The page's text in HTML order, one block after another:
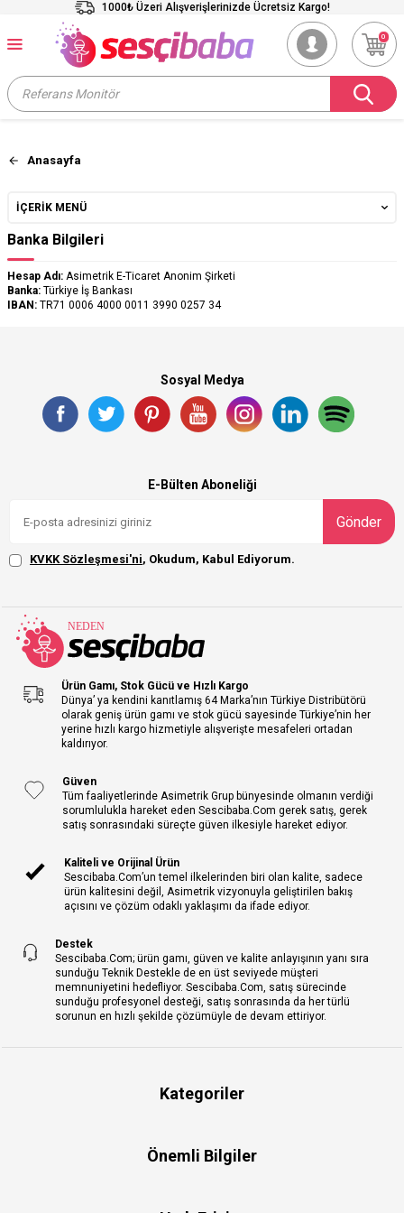
1000₺ Üzeri Alışverişlerinizde Ücretsiz Kargo!
0
Anasayfa
İÇERIK MENÜ
Banka Bilgileri
Hesap Adı: Asimetrik E-Ticaret Anonim Şirketi
Banka: Türkiye İş Bankası
IBAN: TR71 0006 4000 0011 3990 0257 34
Sosyal Medya
E-Bülten Aboneliği
Gönder
KVKK Sözleşmesi'ni, Okudum, Kabul Ediyorum.
Ürün Gamı, Stok Gücü ve Hızlı Kargo
Dünya’ ya kendini kanıtlamış 64 Marka’nın Türkiye Distribütörü
olarak geniş ürün gamı ve stok gücü sayesinde Türkiye’nin her
yerine hızlı kargo hizmetiyle alışverişte mesafeleri ortadan
kaldırıyor.
Güven
Tüm faaliyetlerinde Asimetrik Grup bünyesinde olmanın verdiği
sorumlulukla hareket eden Sescibaba.Com gerek satış, gerek
satış sonrasındaki süreçte güven ilkesiyle hareket ediyor.
Kaliteli ve Orijinal Ürün
Sescibaba.Com’un temel ilkelerinden biri olan kalite, sadece
ürün kalitesini değil, Asimetrik vizyonuyla geliştirilen bakış
açısını ve çözüm odaklı yaklaşımı da ifade ediyor.
Destek
Sescibaba.Com; ürün gamı, güven ve kalite anlayışının yanı sıra
sunduğu Teknik Destekle de en üst seviyede müşteri
memnuniyetini hedefliyor. Sescibaba.Com, satış sürecinde
sunduğu profesyonel desteği, satış sonrasında da her türlü
sorunun en hızlı şekilde çözümüyle de devam ettiriyor.
Kategoriler
Önemli Bilgiler